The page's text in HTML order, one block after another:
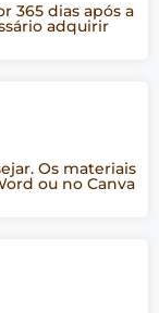
365 dias após a
adquirir
Os materiais
ou no Canva